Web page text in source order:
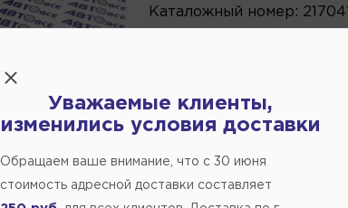
Каталожный номер :
в наличии
Уважаемые клиенты,
изменились условия доставки
Обращаем ваше внимание, что c 30 июня
стоимость адресной доставки составляет